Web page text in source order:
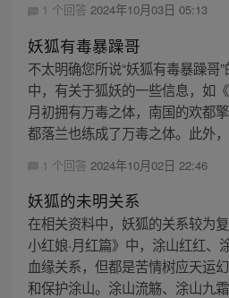
1 个回答 2024年10月03日 05:13
妖狐有毒暴躁哥
不太明确您所说“妖狐有毒暴躁哥
中，有关于狐妖的一些信息，如
月初拥有万毒之体，南国的欢都
都落兰也练成了万毒之体。此外
1 个回答 2024年10月02日 22:46
妖狐的未明关系
在相关资料中，妖狐的关系较为
小红娘·月红篇》中，涂山红红、
血缘关系，但都是苦情树应天运
和保护涂山。涂山流觞、涂山九